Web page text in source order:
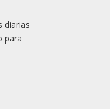
diarias
para